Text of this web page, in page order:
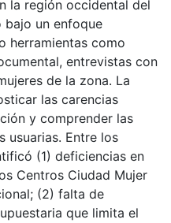
la región occidental del
bajo un enfoque
herramientas como
entrevistas con
de la zona. La
las carencias
y comprender las
usuarias. Entre los
(1) deficiencias en
Centros Ciudad Mujer
(2) falta de
que limita el